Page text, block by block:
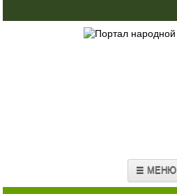
☰ МЕНЮ